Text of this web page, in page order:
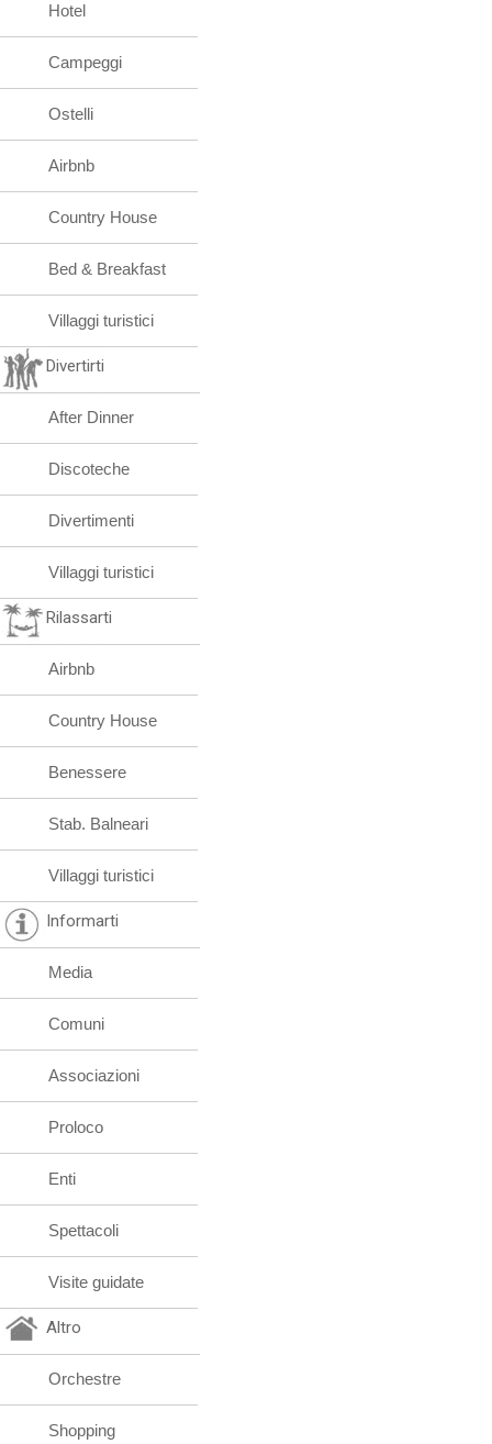
Hotel
Campeggi
Ostelli
Airbnb
Country House
Bed & Breakfast
Villaggi turistici
Divertirti
After Dinner
Discoteche
Divertimenti
Villaggi turistici
Rilassarti
Airbnb
Country House
Benessere
Stab. Balneari
Villaggi turistici
Informarti
Media
Comuni
Associazioni
Proloco
Enti
Spettacoli
Visite guidate
Altro
Orchestre
Shopping